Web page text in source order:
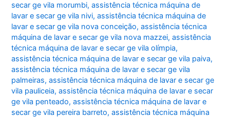
secar ge vila morumbi,assistência técnica máquina de
lavar e secar ge vila nivi,assistência técnica máquina de
lavar e secar ge vila nova conceição,assistência técnica
máquina de lavar e secar ge vila nova mazzei,assistência
técnica máquina de lavar e secar ge vila olímpia,
assistência técnica máquina de lavar e secar ge vila paiva,
assistência técnica máquina de lavar e secar ge vila
palmeiras,assistência técnica máquina de lavar e secar ge
vila pauliceia,assistência técnica máquina de lavar e secar
ge vila penteado,assistência técnica máquina de lavar e
secar ge vila pereira barreto,assistência técnica máquina